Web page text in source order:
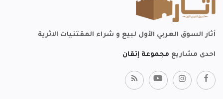
أثار السوق العربي الأول لبيع و شراء المقتنيات الاثرية
احدى مشاريع مجموعة إتقان